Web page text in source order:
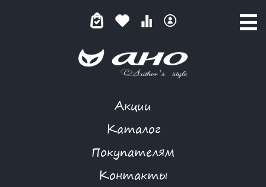
Акции
Каталог
Покупателям
Контакты
МАКОВЫЙ БУТОН